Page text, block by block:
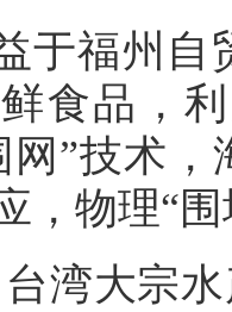
于福州自
食品，
网”技术
，物理“
湾大宗